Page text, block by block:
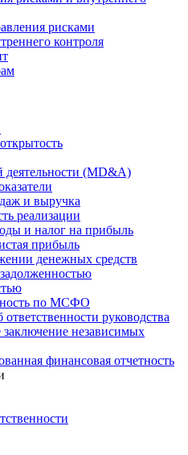
рисками
контроля
деятельности (MD&A)
и выручка
реализации
и налог на прибыль
прибыль
денежных средств
по МСФО
ответственности руководства
заключение независимых
финансовая отчетность